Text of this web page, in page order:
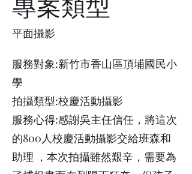
平面攝影
服務對象:新竹市香山區頂埔國民小
學
拍攝類型:校慶活動攝影
服務心得:感謝吳主任信任，將這次
的800人校慶活動攝影交給班森和
助理 ，本次拍攝雖然艱辛，需要為